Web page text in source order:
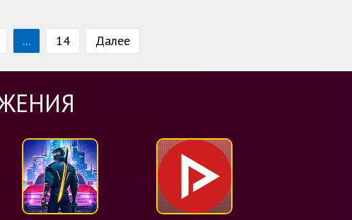
... 14 Далее